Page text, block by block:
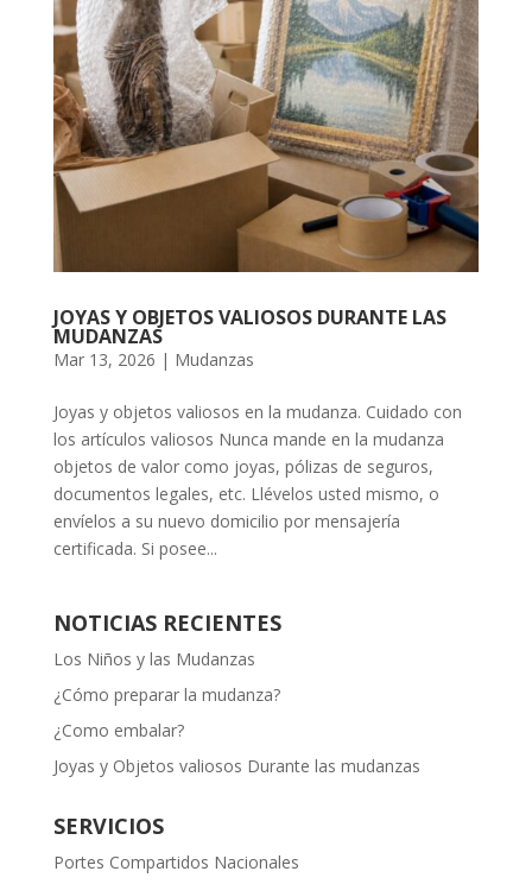
JOYAS Y OBJETOS VALIOSOS DURANTE LAS
MUDANZAS
Mar 13, 2026 | Mudanzas
Joyas y objetos valiosos en la mudanza. Cuidado con
los artículos valiosos Nunca mande en la mudanza
objetos de valor como joyas, pólizas de seguros,
documentos legales, etc. Llévelos usted mismo, o
envíelos a su nuevo domicilio por mensajería
certificada. Si posee...
NOTICIAS RECIENTES
Los Niños y las Mudanzas
¿Cómo preparar la mudanza?
¿Como embalar?
Joyas y Objetos valiosos Durante las mudanzas
SERVICIOS
Portes Compartidos Nacionales